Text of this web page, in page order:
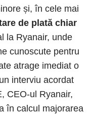
și, în cele mai
de plată chiar
la Ryanair, unde
cunoscute pentru
atrage imediat o
interviu acordat
CEO-ul Ryanair,
în calcul majorarea